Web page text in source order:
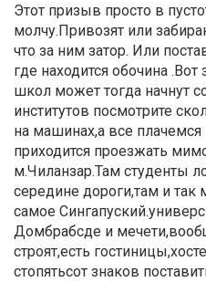
Этот призыв просто в
молчу.Привозят или
что за ним затор. Или
где находится обочина .Вот
школ может тогда начнут
институтов посмотрите
на машинах,а все
приходится проезжать
м.Чиланзар.Там студенты
середине дороги,там и
самое
Домбрабсде и
строят,есть
стопятьсот знаков